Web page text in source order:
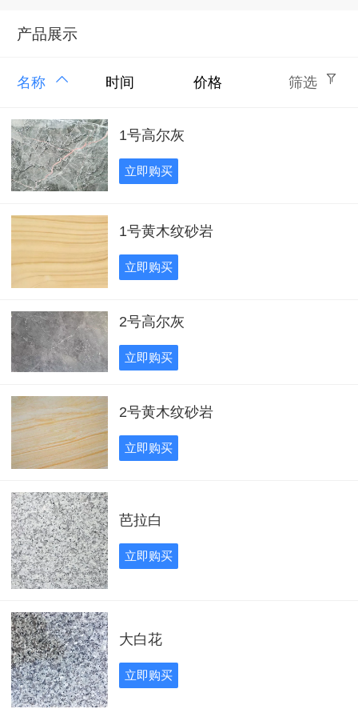
产品展示
名称 时间 价格 筛选
1号高尔灰
立即购买
1号黄木纹砂岩
立即购买
2号高尔灰
立即购买
2号黄木纹砂岩
立即购买
芭拉白
立即购买
大白花
立即购买